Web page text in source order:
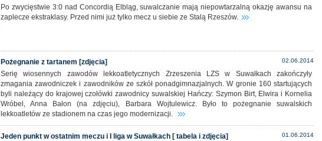
Po zwycięstwie 3:0 nad Concordią Elbląg, suwalczanie mają niepowtarzalną okazję awansu na
zaplecze ekstraklasy. Przed nimi już tylko mecz u siebie ze Stalą Rzeszów.
02.06.2014
Pożegnanie z tartanem [zdjęcia]
Serię wiosennych zawodów lekkoatletycznych Zrzeszenia LZS w Suwałkach zakończyły
zmagania zawodniczek i zawodników ze szkół ponadgimnazjalnych. W gronie 160 startujących
byli należący do krajowej czołówki zawodnicy suwalskiej Hańczy: Szymon Birt, Elwira i Kornelia
Wróbel, Anna Bałon (na zdjęciu), Barbara Wojtulewicz. Było to pożegnanie suwalskich
lekkoatletów ze stadionem na czas jego modernizacji.
01.06.2014
Jeden punkt w ostatnim meczu i I liga w Suwałkach [ tabela i zdjęcia]